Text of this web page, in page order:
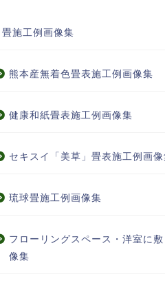
畳施工例画像集
熊本産無着色畳表施工例画像集
健康和紙畳表施工例画像集
セキスイ「美草」畳表施工例画像
琉球畳施工例画像集
フローリングスペース・洋室に敷
像集